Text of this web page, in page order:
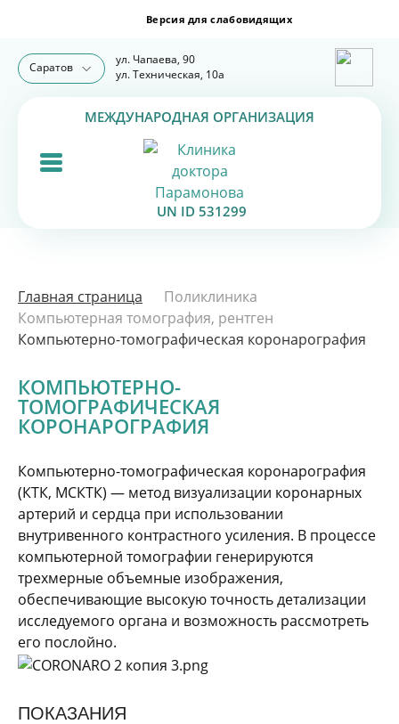
Саратов
ул. Чапаева, 90
ул. Техническая, 10а
МЕЖДУНАРОДНАЯ ОРГАНИЗАЦИЯ
UN ID 531299
Главная страница
Поликлиника
Компьютерная томография, рентген
Компьютерно-томографическая коронарография
КОМПЬЮТЕРНО-
ТОМОГРАФИЧЕСКАЯ
КОРОНАРОГРАФИЯ
Компьютерно-томографическая коронарография
(КТК, МСКТК) — метод визуализации коронарных
артерий и сердца при использовании
внутривенного контрастного усиления. В процессе
компьютерной томографии генерируются
трехмерные объемные изображения,
обеспечивающие высокую точность детализации
исследуемого органа и возможность рассмотреть
его послойно.
ПОКАЗАНИЯ